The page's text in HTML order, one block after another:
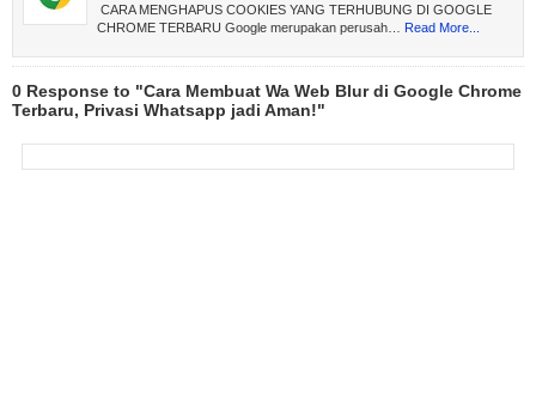
CARA MENGHAPUS COOKIES YANG TERHUBUNG DI GOOGLE
CHROME TERBARU Google merupakan perusah…
Read More...
0 Response to "Cara Membuat Wa Web Blur di Google Chrome
Terbaru, Privasi Whatsapp jadi Aman!"